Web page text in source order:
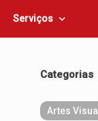
Serviços
Categorias
Artes